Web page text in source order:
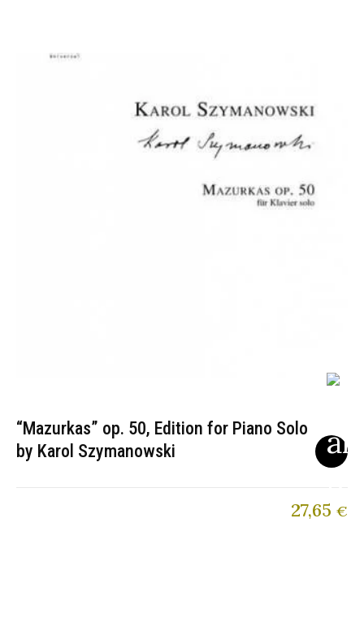
“Mazurkas” op. 50, Edition for Piano Solo
by Karol Szymanowski
27,65 €